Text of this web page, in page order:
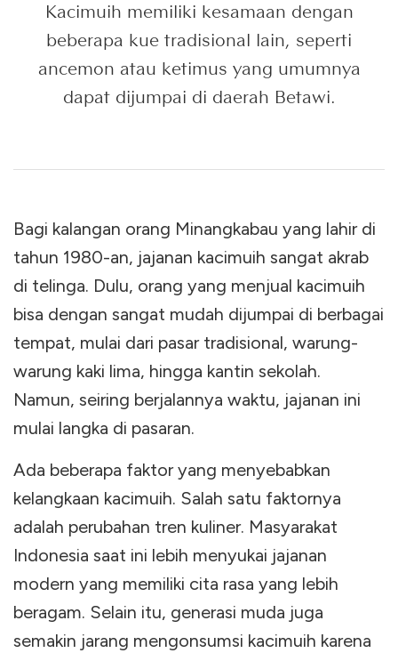
Kacimuih memiliki kesamaan dengan
beberapa kue tradisional lain, seperti
ancemon atau ketimus yang umumnya
dapat dijumpai di daerah Betawi.
Bagi kalangan orang Minangkabau yang lahir di
tahun 1980-an, jajanan kacimuih sangat akrab
di telinga. Dulu, orang yang menjual kacimuih
bisa dengan sangat mudah dijumpai di berbagai
tempat, mulai dari pasar tradisional, warung-
warung kaki lima, hingga kantin sekolah.
Namun, seiring berjalannya waktu, jajanan ini
mulai langka di pasaran.
Ada beberapa faktor yang menyebabkan
kelangkaan kacimuih. Salah satu faktornya
adalah perubahan tren kuliner. Masyarakat
Indonesia saat ini lebih menyukai jajanan
modern yang memiliki cita rasa yang lebih
beragam. Selain itu, generasi muda juga
semakin jarang mengonsumsi kacimuih karena